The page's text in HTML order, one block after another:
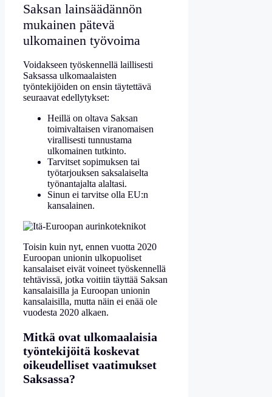
Saksan lainsäädännön
mukainen pätevä
ulkomainen työvoima
Voidakseen työskennellä laillisesti
Saksassa ulkomaalaisten
työntekijöiden on ensin täytettävä
seuraavat edellytykset:
Heillä on oltava Saksan
toimivaltaisen viranomaisen
virallisesti tunnustama
ulkomainen tutkinto.
Tarvitset sopimuksen tai
työtarjouksen saksalaiselta
työnantajalta alaltasi.
Sinun ei tarvitse olla EU:n
kansalainen.
Toisin kuin nyt, ennen vuotta 2020
Euroopan unionin ulkopuoliset
kansalaiset eivät voineet työskennellä
tehtävissä, jotka voitiin täyttää Saksan
kansalaisilla ja Euroopan unionin
kansalaisilla, mutta näin ei enää ole
vuodesta 2020 alkaen.
Mitkä ovat ulkomaalaisia
työntekijöitä koskevat
oikeudelliset vaatimukset
Saksassa?